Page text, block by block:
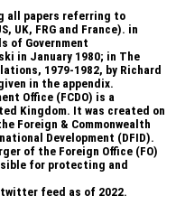
all papers referring to
UK, FRG and France). in
of Government
in January 1980; in The
1979-1982, by Richard
in the appendix.
Office (FCDO) is a
Kingdom. It was created on
Foreign & Commonwealth
Development (DFID).
of the Foreign Office (FO)
for protecting and
twitter feed as of 2022.